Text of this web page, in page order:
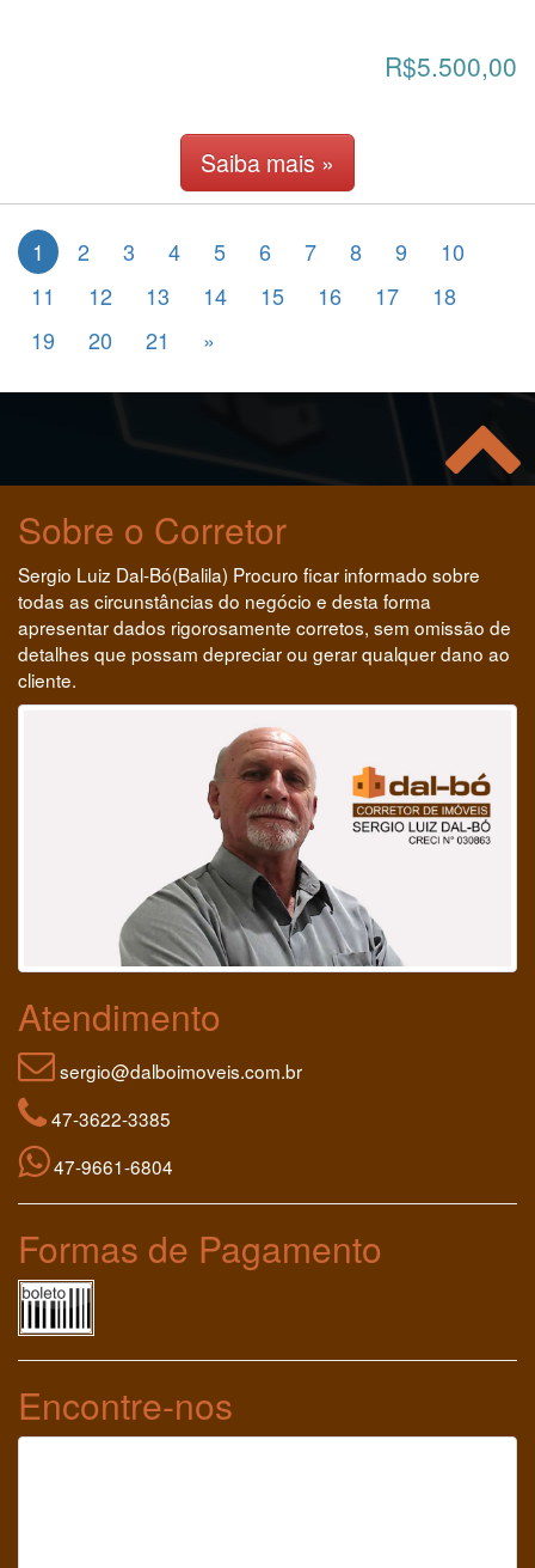
R$5.500,00
Saiba mais »
1 2 3 4 5 6 7 8 9
10
11
12 13 14 15 16 17
18
19
20 21 »
Sobre o Corretor
Sergio Luiz Dal-Bó(Balila) Procuro ficar informado sobre
todas as circunstâncias do negócio e desta forma
apresentar dados rigorosamente corretos, sem omissão de
detalhes que possam depreciar ou gerar qualquer dano ao
cliente.
Atendimento
sergio@dalboimoveis.com.br
47-3622-3385
47-9661-6804
Formas de Pagamento
Encontre-nos